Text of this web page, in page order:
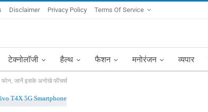
Disclaimer Privacy Policy Terms Of Service
टेक्नोलॉजी हैल्थ फैशन मनोरंजन व्यपार
फोन, जानें इसके अनोखे फीचर्स